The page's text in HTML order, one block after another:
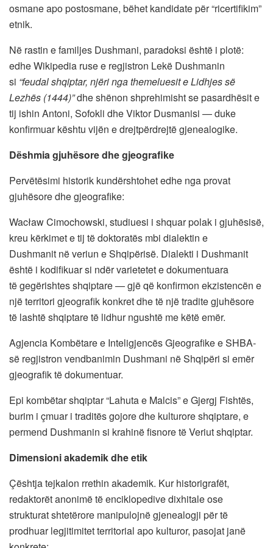
osmane apo postosmane, bëhet kandidate për “ricertifikim”
etnik.
Në rastin e familjes Dushmani, paradoksi është i plotë:
edhe Wikipedia ruse e regjistron Lekë Dushmanin
si “feudal shqiptar, njëri nga themeluesit e Lidhjes së
Lezhës (1444)”dhe shënon shprehimisht se pasardhësit e
tij ishin Antoni, Sofokli dhe Viktor Dusmanisi — duke
konfirmuar kështu vijën e drejtpërdrejtë gjenealogike.
Dëshmia gjuhësore dhe gjeografike
Pervëtësimi historik kundërshtohet edhe nga provat
gjuhësore dhe gjeografike:
Wacław Cimochowski, studiuesi i shquar polak i gjuhësisë,
kreu kërkimet e tij të doktoratës mbi dialektin e
Dushmanit në veriun e Shqipërisë. Dialekti i Dushmanit
është i kodifikuar si ndër varietetet e dokumentuara
të gegërishtes shqiptare — gjë që konfirmon ekzistencën e
një territori gjeografik konkret dhe të një tradite gjuhësore
të lashtë shqiptare të lidhur ngushtë me këtë emër.
Agjencia Kombëtare e Inteligjencës Gjeografike e SHBA-
së regjistron vendbanimin Dushmani në Shqipëri si emër
gjeografik të dokumentuar.
Epi kombëtar shqiptar “Lahuta e Malcis” e Gjergj Fishtës,
burim i çmuar i traditës gojore dhe kulturore shqiptare, e
permend Dushmanin si krahinë fisnore të Veriut shqiptar.
Dimensioni akademik dhe etik
Çështja tejkalon rrethin akademik. Kur historigrafët,
redaktorët anonimë të enciklopedive dixhitale ose
strukturat shtetërore manipulojnë gjenealogji për të
prodhuar legjitimitet territorial apo kulturor, pasojat janë